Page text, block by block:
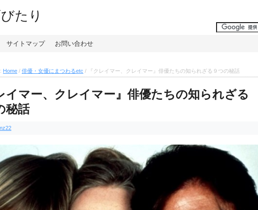
たり
サイトマップ お問い合わせ
Home / 俳優・女優にまつわるetc / 『クレイマー、クレイマー』俳優たちの知られざる９つの秘話
イマー、クレイマー』俳優たちの知られざる
秘話